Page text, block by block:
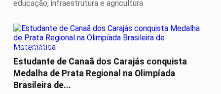
educação, infraestrutura e agricultura
EDUCAÇÃO
Estudante de Canaã dos Carajás conquista
Medalha de Prata Regional na Olimpíada
Brasileira de...